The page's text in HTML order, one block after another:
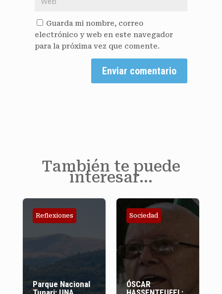
Guarda mi nombre, correo
electrónico y web en este navegador
para la próxima vez que comente.
Enviar comentario
También te puede
interesar…
Reflexiones
Parque Nacional
Sociedad
ÓSCAR